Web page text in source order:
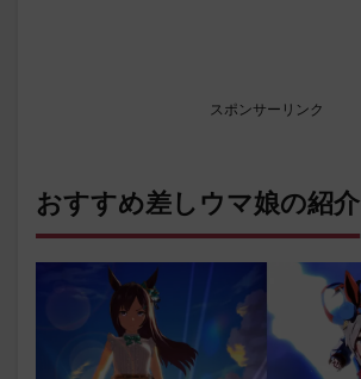
スポンサーリンク
おすすめ差しウマ娘の紹介